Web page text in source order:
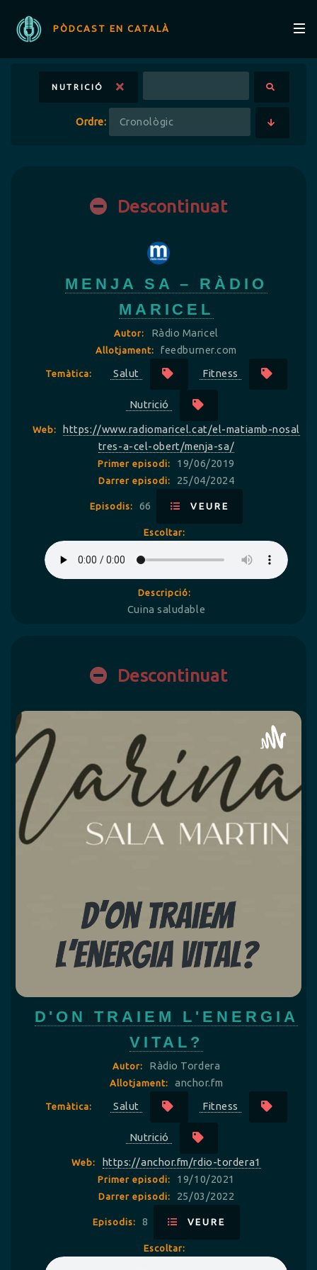
PÒDCAST EN CATALÀ
NUTRICIÓ
Ordre:
Descontinuat
MENJA SA – RÀDIO
MARICEL
Autor: Ràdio Maricel
Allotjament: feedburner.com
Temàtica: Salut Fitness
Nutrició
Web:
https://www.radiomaricel.cat/el-matiamb-nosal
tres-a-cel-obert/menja-sa/
Primer episodi: 19/06/2019
Darrer episodi: 25/04/2024
Episodis: 66 VEURE
Escoltar:
Descripció:
Cuina saludable
Descontinuat
D'ON TRAIEM L'ENERGIA
VITAL?
Autor: Ràdio Tordera
Allotjament: anchor.fm
Temàtica: Salut Fitness
Nutrició
Web: https://anchor.fm/rdio-tordera1
Primer episodi: 19/10/2021
Darrer episodi: 25/03/2022
Episodis: 8 VEURE
Escoltar: